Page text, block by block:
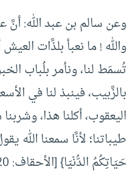
وعن سالم بن عبد الله:
والله ! ما نعبأ بلذَّات
تُسمَط لنا، ونأمر بلُباب
بالزَّبيب، فينبذ لنا في
اليعقوب، أكلنا هذا،
طيباتنا؛ لأنَّا سمعنا الله
حَيَاتِكُمُ الدُّنْيَا} [الأحقاف: 20].